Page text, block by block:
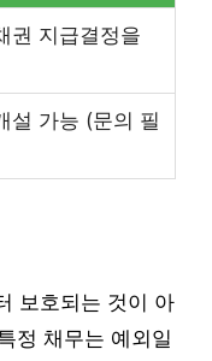
권 지급결정을
설 가능 (문의 필
보호되는 것이 아
정 채무는 예외일